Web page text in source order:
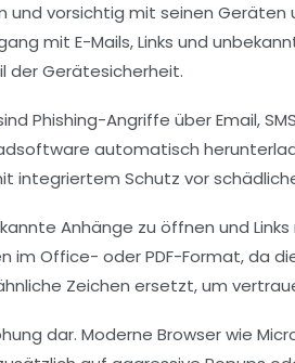
und vorsichtig mit seinen Geräten
mit E-Mails, Links und
der Gerätesicherheit.
Phishing-Angriffe über Email,
automatisch
integriertem Schutz vor
Anhänge zu öffnen und
im Office- oder PDF-Format, da
Zeichen ersetzt, um
dar. Moderne Browser wie